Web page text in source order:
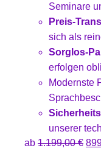
Seminare
Preis-
sich als
Sorglos-
erfolgen
Modernste
unserer
ab 1.199,00€